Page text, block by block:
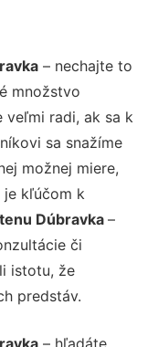
– nechajte to
množstvo
veľmi radi, ak sa k
sa snažíme
možnej miere,
je kľúčom k
Dúbravka –
či
istotu, že
predstáv.